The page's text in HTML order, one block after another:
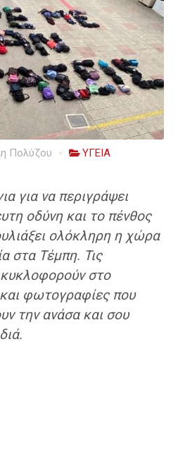
Πολύζου ΥΓΕΙΑ
για να περιγράψει
οδύνη και το πένθος
ολόκληρη η χώρα
στα Τέμπη. Τις
στο
και φωτογραφίες που
την ανάσα και σου